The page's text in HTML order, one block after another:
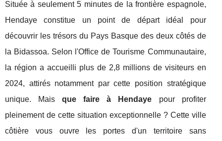
Située à seulement 5 minutes de la frontière espagnole,
Hendaye constitue un point de départ idéal pour
découvrir les trésors du Pays Basque des deux côtés de
la Bidassoa. Selon l'Office de Tourisme Communautaire,
la région a accueilli plus de 2,8 millions de visiteurs en
2024, attirés notamment par cette position stratégique
unique. Maisque faire à Hendaye pour profiter
pleinement de cette situation exceptionnelle ? Cette ville
côtière vous ouvre les portes d'un territoire sans